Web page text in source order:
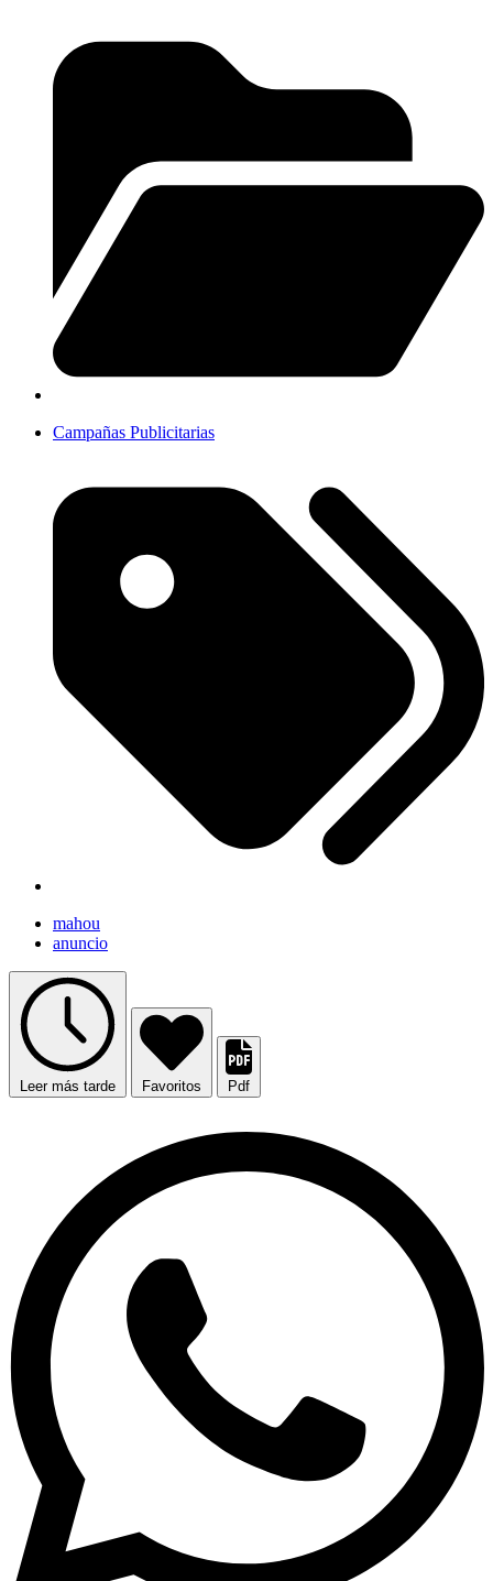
Campañas Publicitarias
mahou
anuncio
Leer más tarde Favoritos Pdf